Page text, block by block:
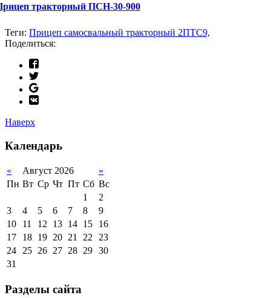
тракторный ПСН-30-900
Теги: Прицеп самосвальный тракторный 2ПТС9,
Поделиться:
Наверх
Календарь
« Август 2026
»
Пн Вт Ср Чт Пт Сб Вс
1
2
3
4 5 6 7 8
9
10
11 12 13 14 15
16
17
18 19 20 21 22 23
24 25 26 27 28 29 30
31
Разделы сайта